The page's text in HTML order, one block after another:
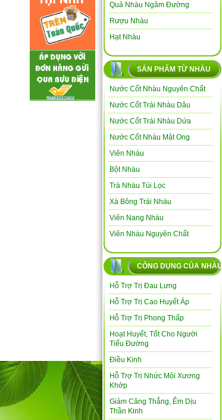
Quả Nhàu Ngâm Đường
Rượu Nhàu
Hạt Nhàu
SẢN PHẨM TỪ NHÀU
Nước Cốt Nhàu Nguyên Chất
Nước Cốt Trái Nhàu Dâu
Nước Cốt Trái Nhàu Dứa
Nước Cốt Nhàu Mật Ong
Viên Nhàu
Bột Nhàu
Trà Nhàu Túi Lọc
Xà Bông Trái Nhàu
Viên Nang Nhàu
Viên Nhàu Nguyên Chất
CÔNG DỤNG CỦA NHÀU
Hỗ Trợ Trị Đau Lưng
Hỗ Trợ Trị Cao Huyết Áp
Hỗ Trợ Trị Phong Thấp
Hoạt Huyết, Tốt Cho Người
Tiểu Đường
Điều Kinh
Hỗ Trợ Trị Nhức Mỏi Xương
Khớp
Giảm Căng Thẳng, Êm Dịu
Thần Kinh